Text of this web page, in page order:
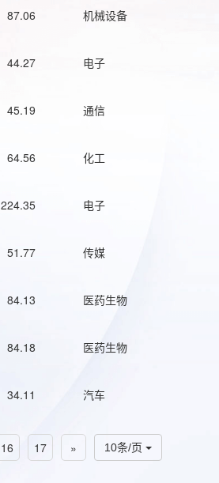
87.06 机械设备
44.27 电子
45.19 通信
64.56 化工
224.35 电子
51.77 传媒
84.13 医药生物
84.18 医药生物
34.11 汽车
10条/页
16 17 »